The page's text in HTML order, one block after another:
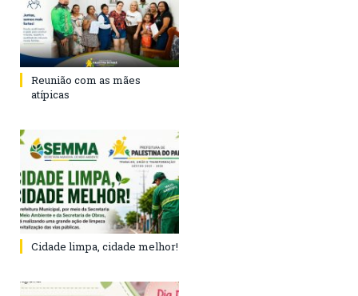
Reunião com as mães
atípicas
Cidade limpa, cidade melhor!